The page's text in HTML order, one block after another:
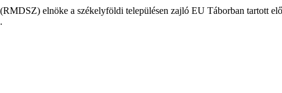
elnöke a székelyföldi településen zajló EU Táborban tartott